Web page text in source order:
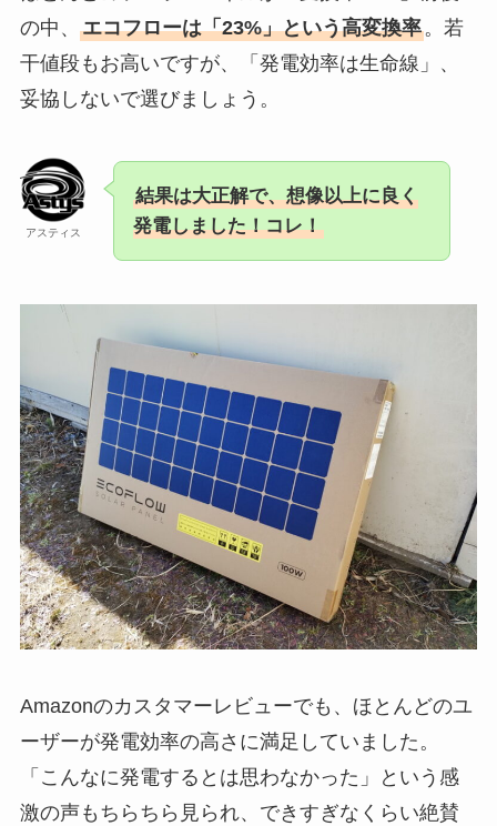
の中、 エコフローは「23%」という高変換率。若
干値段もお高いですが、
「発電効率は生命線」、
妥協しないで選びましょう。
アスティス
結果は大正解で、想像以上に良く
発電しました！コレ！
Amazonのカスタマーレビューでも、 ほとんどのユ
ーザーが発電効率の高さに満足していました。
「こんなに発電するとは思わなかった」という感
激の声もちらちら見られ、できすぎなくらい絶賛